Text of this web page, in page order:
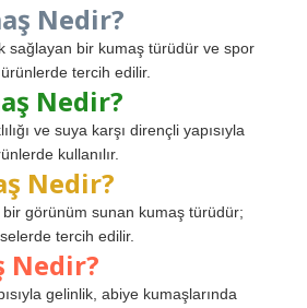
Nedir?
sağlayan bir kumaş türüdür ve spor
tercih edilir.
Nedir?
ve suya karşı dirençli yapısıyla
kullanılır.
Nedir?
görünüm sunan kumaş türüdür;
tercih edilir.
Nedir?
gelinlik, abiye kumaşlarında